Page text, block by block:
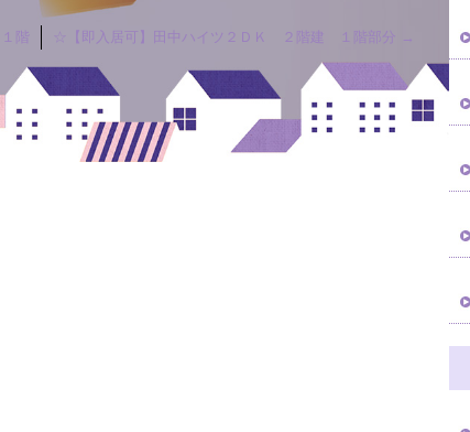
階 ☆【即入居可】田中ハイツ２ＤＫ ２階建 １階部分 →